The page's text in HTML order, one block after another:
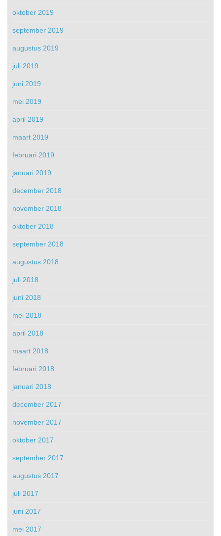
oktober 2019
september 2019
augustus 2019
juli 2019
juni 2019
mei 2019
april 2019
maart 2019
februari 2019
januari 2019
december 2018
november 2018
oktober 2018
september 2018
augustus 2018
juli 2018
juni 2018
mei 2018
april 2018
maart 2018
februari 2018
januari 2018
december 2017
november 2017
oktober 2017
september 2017
augustus 2017
juli 2017
juni 2017
mei 2017